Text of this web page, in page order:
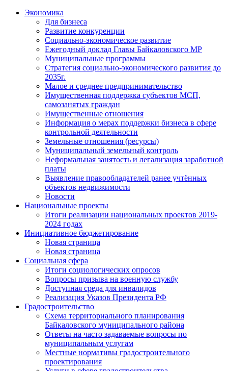
Экономика
Для бизнеса
Развитие конкуренции
Социально-экономическое развитие
Ежегодный доклад Главы Байкаловского МР
Муниципальные программы
Стратегия социально-экономического развития до
2035г.
Малое и среднее предпринимательство
Имущественная поддержка субъектов МСП,
самозанятых граждан
Имущественные отношения
Информация о мерах поддержки бизнеса в сфере
контрольной деятельности
Земельные отношения (ресурсы)
Муниципальный земельный контроль
Неформальная занятость и легализация заработной
платы
Выявление правообладателей ранее учтённых
объектов недвижимости
Новости
Национальные проекты
Итоги реализации национальных проектов 2019-
2024 годах
Инициативное бюджетирование
Новая страница
Новая страница
Социальная сфера
Итоги социологических опросов
Вопросы призыва на военную службу
Доступная среда для инвалидов
Реализация Указов Президента РФ
Градостроительство
Схема территориального планирования
Байкаловского муниципального района
Ответы на часто задаваемые вопросы по
муниципальным услугам
Местные нормативы градостроительного
проектирования